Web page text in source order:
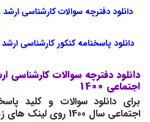
دانلود دفترچه سوالات کارشناسی ارشد
دانلود پاسخنامه کنکور کارشناسی ارشد
دانلود دفترچه سوالات کارشناسی
اجتماعی 1400
برای دانلود سوالات و کلید
اجتماعی سال 1400 روی لینک های زیر کلیک کنید.